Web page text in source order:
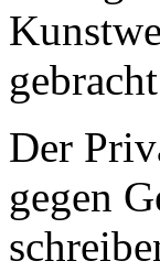
Der
gegen